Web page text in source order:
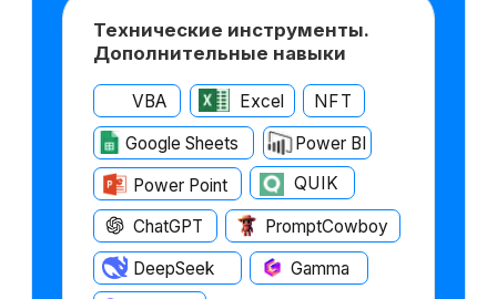
Обучение построено на реальных
задачах: вы будете разбирать
бизнес-кейсы по оценке
инвестиционных проектов,
включая запуск нового продукта,
и применять полученные знания
сразу в деле — в онлайн-формате
и с поддержкой экспертов